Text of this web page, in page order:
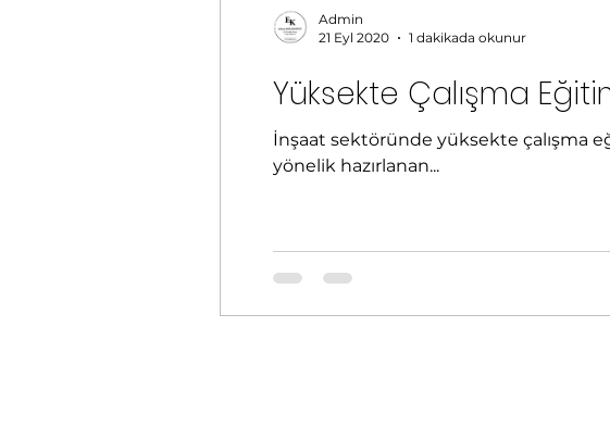
Yüksekte Çalışma
İnşaat sektöründe yüksekte çalışma eğitimlerinin niteliği ve sahadaki ihtiyaçlara ilişkin görüşlerinizi belirlemeye
yönelik hazırlanan...
Admin
21 Eyl 2020
1 dakikada okunur